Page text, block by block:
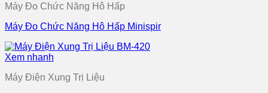
Máy Đo Chức Năng Hô Hấp
Máy Đo Chức Năng Hô Hấp Minispir
Xem nhanh
Máy Điện Xung Trị Liệu